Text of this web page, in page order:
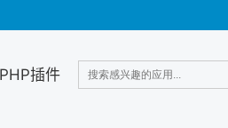
PHP插件